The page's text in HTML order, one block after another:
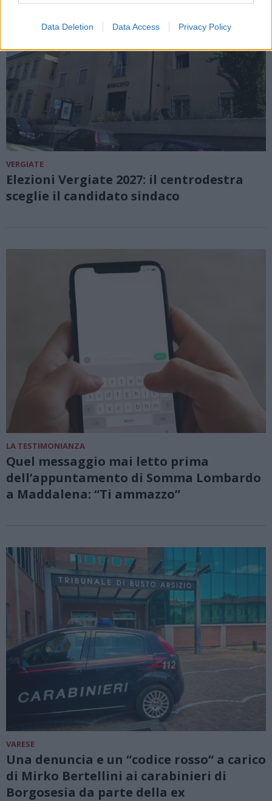
Data Deletion Data Access Privacy Policy
VERGIATE
Elezioni Vergiate 2027: il centrodestra
sceglie il candidato sindaco
LA TESTIMONIANZA
Quel messaggio mai letto prima
dell’appuntamento di Somma Lombardo
a Maddalena: “Ti ammazzo”
VARESE
Una denuncia e un “codice rosso“ a carico
di Mirko Bertellini ai carabinieri di
Borgosesia da parte della ex